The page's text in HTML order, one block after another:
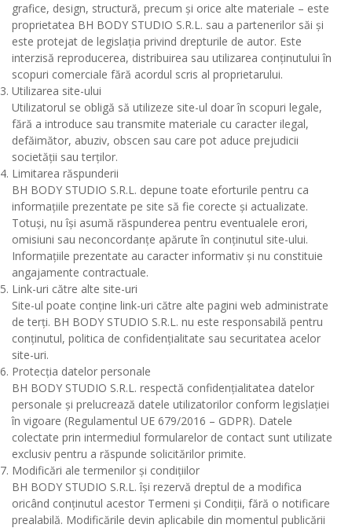
grafice, design, structură, precum și orice alte materiale – este
proprietatea BH BODY STUDIO S.R.L. sau a partenerilor săi și
este protejat de legislația privind drepturile de autor. Este
interzisă reproducerea, distribuirea sau utilizarea conținutului în
scopuri comerciale fără acordul scris al proprietarului.
Utilizarea site-ului
Utilizatorul se obligă să utilizeze site-ul doar în scopuri legale,
fără a introduce sau transmite materiale cu caracter ilegal,
defăimător, abuziv, obscen sau care pot aduce prejudicii
societății sau terților.
Limitarea răspunderii
BH BODY STUDIO S.R.L. depune toate eforturile pentru ca
informațiile prezentate pe site să fie corecte și actualizate.
Totuși, nu își asumă răspunderea pentru eventualele erori,
omisiuni sau neconcordanțe apărute în conținutul site-ului.
Informațiile prezentate au caracter informativ și nu constituie
angajamente contractuale.
Link-uri către alte site-uri
Site-ul poate conține link-uri către alte pagini web administrate
de terți. BH BODY STUDIO S.R.L. nu este responsabilă pentru
conținutul, politica de confidențialitate sau securitatea acelor
site-uri.
Protecția datelor personale
BH BODY STUDIO S.R.L. respectă confidențialitatea datelor
personale și prelucrează datele utilizatorilor conform legislației
în vigoare (Regulamentul UE 679/2016 – GDPR). Datele
colectate prin intermediul formularelor de contact sunt utilizate
exclusiv pentru a răspunde solicitărilor primite.
Modificări ale termenilor și condițiilor
BH BODY STUDIO S.R.L. își rezervă dreptul de a modifica
oricând conținutul acestor Termeni și Condiții, fără o notificare
prealabilă. Modificările devin aplicabile din momentul publicării